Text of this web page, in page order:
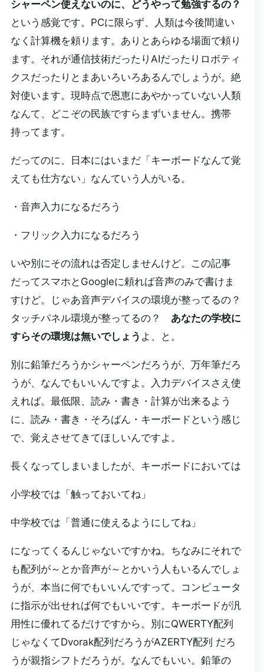
シャーペン使えないのに、どうやって勉強するの？
という感覚です。PCに限らず、人類は今後間違い
なく計算機を頼ります。ありとあらゆる場面で頼り
ます。それが通信技術だったりAIだったりロボティ
クスだったりとまあいろいろあるんでしょうが。絶
対使います。現時点で恩恵にあやかっていない人類
なんて、どこぞの民族ですらまずいません。携帯
持ってます。
だってのに、日本にはいまだ「キーボードなんて覚
えても仕方ない」なんていう人がいる。
・音声入力になるだろう
・フリック入力になるだろう
いや別にその流れは否定しませんけど。この記事
だってスマホとGoogleに頼れば音声のみで書けま
すけど。じゃあ音声デバイスの環境が整ってるの？
タッチパネル環境が整ってるの？ あなたの学校に
すらその環境は無いでしょう よ、と。
別に鉛筆だろうかシャーペンだろうが、万年筆だろ
うが、なんでもいいんですよ。入力デバイスさえ使
えれば。最低限、読み・書き・計算が出来るよう
に、読み・書き・そろばん・キーボードという感じ
で、覚えさせてきてほしいんですよ。
長くなってしまいましたが、キーボードにおいては
小学校では「触っておいてね」
中学校では「普通に使えるようにしてね」
になってくるんじゃないですかね。ちなみにそれで
も配列が～とか音声が～とかいう人もいるんでしょ
うが、本当に何でもいいんですって。コンピュータ
に指示が出せれば何でもいいです。キーボードが汎
用性に優れてるだけですから。別にQWERTY配列
じゃなくてDvorak配列だろうがAZERTY配列 だろ
うが親指シフトだろうが。なんでもいい。鉛筆の